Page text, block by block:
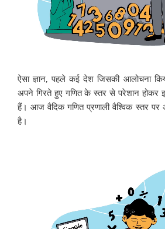
ऐसा ज्ञान, पहले कई देश जिसकी आलोचना
अपने गिरते हुए गणित के स्तर से परेशान होकर
हैं। आज वैदिक गणित प्रणाली वैश्विक स्तर पर
है।